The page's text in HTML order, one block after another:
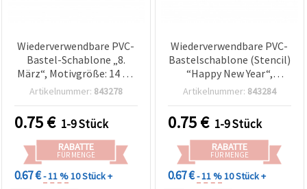
Wiederverwendbare PVC-
Bastel-Schablone „8.
März“, Motivgröße: 14 x 4
cm
Artikelnummer: 843278
0.75€ 1-9 Stück
RABATTE
FÜR MENGE
0.67 €- 11 %10 Stück +
Wiederverwendbare PVC-
Bastelschablone (Stencil)
“Happy New Year“,
Druckgröße: 13 x 4,5 cm
Artikelnummer: 843284
0.75€ 1-9 Stück
RABATTE
FÜR MENGE
0.67 €- 11 %10 Stück +